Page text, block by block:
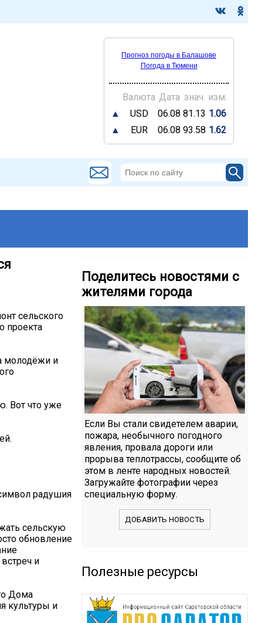
Прогноз погоды в Балашове
Погода в Тюмени
Валюта Дата знач. изм.
▲
USD 06.08 81.13 1.06
▲
EUR 06.08 93.58 1.62
сельского
проекта
молодёжи и
Вот что уже
радушия
сельскую
обновление
и
Дома
культуры и
Поделитесь новостями с
жителями города
Если Вы стали свидетелем аварии,
пожара, необычного погодного
явления, провала дороги или
прорыва теплотрассы, сообщите об
этом в ленте народных новостей.
Загружайте фотографии через
специальную форму.
ДОБАВИТЬ НОВОСТЬ
Полезные ресурсы